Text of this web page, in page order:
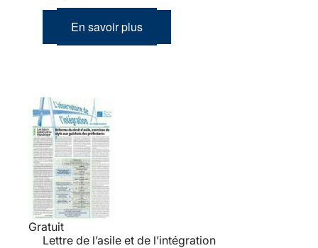
En savoir plus
Gratuit
Lettre de l’asile et de l’intégration